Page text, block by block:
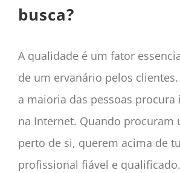
busca?
A qualidade é um fator
de um ervanário pelos
a maioria das pessoas procura
na Internet. Quando procuram
perto de si, querem acima de
profissional fiável e qualificado